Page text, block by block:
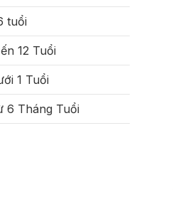
tuổi
12 Tuổi
1 Tuổi
6 Tháng Tuổi